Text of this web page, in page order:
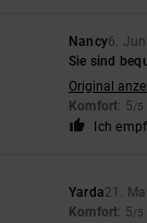
Nancy6.
Sie sind
Original
Komfort: 5/5
Ich
Yarda21.
Komfort: 5/5